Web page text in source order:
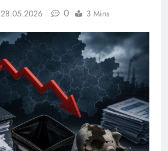
28.05.2026 0 3 Mins